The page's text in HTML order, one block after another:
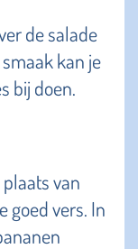
de salade
kan je
bij doen.
van
goed vers. In